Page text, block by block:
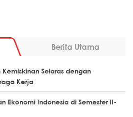
Berita Utama
Selaras dengan
Kerja
Ekonomi Indonesia di Semester II-